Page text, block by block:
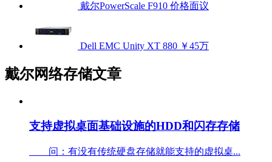
戴尔PowerScale F910 价格面议
Dell EMC Unity XT 880 ￥45万
戴尔网络存储文章
支持虚拟桌面基础设施的HDD和闪存存储
问：有没有传统硬盘存储就能支持的虚拟桌...